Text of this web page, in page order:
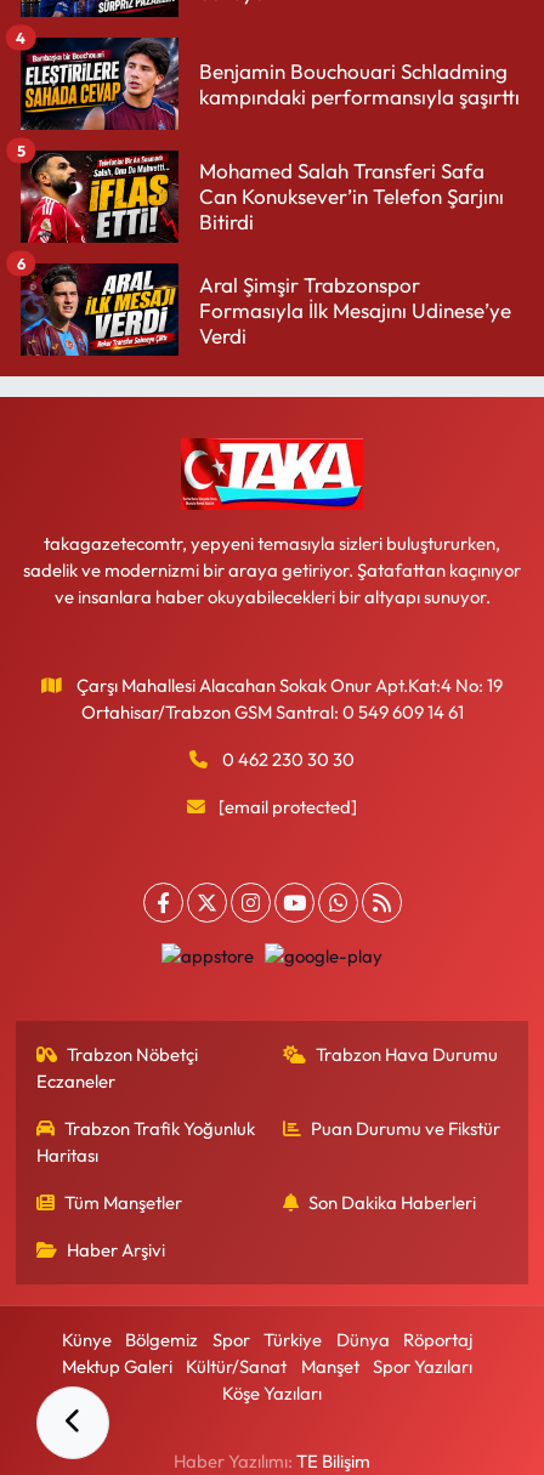
Benjamin Bouchouari Schladming
kampındaki performansıyla şaşırttı
4
Mohamed Salah Transferi Safa
Can Konuksever’in Telefon Şarjını
Bitirdi
5
Aral Şimşir Trabzonspor
Formasıyla İlk Mesajını Udinese’ye
Verdi
6
takagazetecomtr, yepyeni temasıyla sizleri buluştururken,
sadelik ve modernizmi bir araya getiriyor. Şatafattan kaçınıyor
ve insanlara haber okuyabilecekleri bir altyapı sunuyor.
Çarşı Mahallesi Alacahan Sokak Onur Apt.Kat:4 No: 19
Ortahisar/Trabzon GSM Santral: 0 549 609 14 61
0 462 230 30 30
[email protected]
Trabzon Nöbetçi
Eczaneler
Trabzon Hava Durumu
Trabzon Trafik Yoğunluk
Haritası
Puan Durumu ve Fikstür
Tüm Manşetler Son Dakika Haberleri
Haber Arşivi
Künye Bölgemiz Spor Türkiye Dünya
Röportaj
Mektup Galeri
Kültür/Sanat Manşet
Spor Yazıları
Köşe Yazıları
Haber Yazılımı: TE Bilişim